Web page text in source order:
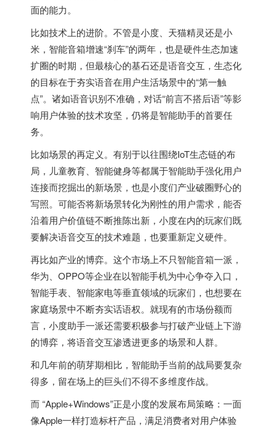
面的能力。
比如技术上的进阶。不管是小度、天猫精灵还是小
米，智能音箱增速“刹车”的两年，也是硬件生态加速
扩圈的时期，但最核心的基石还是语音交互，生态化
的目标在于夯实语音在用户生活场景中的“第一触
点”。诸如语音识别不准确，对话“前言不搭后语”等影
响用户体验的技术攻坚，仍将是智能助手的首要任
务。
比如场景的再定义。有别于以往围绕IoT生态链的布
局，儿童教育、智能健身等都属于智能助手强化用户
连接而挖掘出的新场景，也是小度们产业破圈野心的
写照。可能否将新场景转化为刚性的用户需求，能否
沿着用户价值链不断推陈出新，小度在内的玩家们既
要解决语音交互的技术难题，也要重新定义硬件。
再比如产业的博弈。这个市场上不只智能音箱一派，
华为、OPPO等企业在以智能手机为中心争夺入口，
智能手表、智能家电等垂直领域的玩家们，也想要在
家庭场景中不断夯实话语权。就现有的市场份额而
言，小度助手一派还需要积极参与打破产业链上下游
的博弈，将语音交互渗透进更多的场景和人群。
和几年前的萌芽期相比，智能助手当前的战局要复杂
得多，留在场上的巨头们不得不多维度作战。
而 “Apple+Windows”正是小度的发展布局策略：一面
像Apple一样打造标杆产品，满足消费者对用户体验